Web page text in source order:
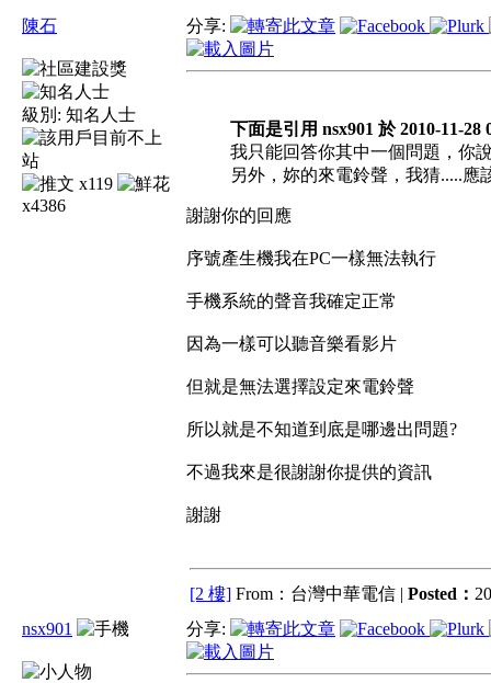
陳石
級別: 知名人士
x119
x4386
分享:
下面是引用 nsx901 於 2010-11-28
我只能回答你其中一個問題，你
另外，妳的來電鈴聲，我猜.....應
謝謝你的回應
序號產生機我在PC一樣無法執行
手機系統的聲音我確定正常
因為一樣可以聽音樂看影片
但就是無法選擇設定來電鈴聲
所以就是不知道到底是哪邊出問題?
不過我來是很謝謝你提供的資訊
謝謝
[2 樓] From：台灣中華電信 | Posted：
nsx901
分享: